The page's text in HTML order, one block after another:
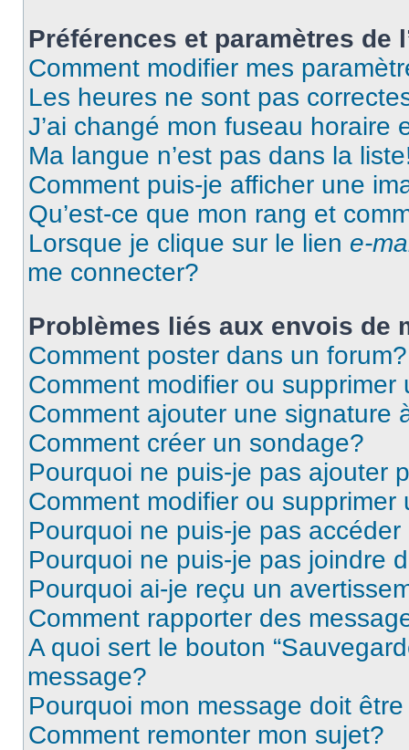
Préférences et paramètres de
Comment modifier mes
Les heures ne sont pas
J’ai changé mon fuseau horaire
Ma langue n’est pas dans la
Comment puis-je afficher une
Qu’est-ce que mon rang et
Lorsque je clique sur le lien e-
me connecter?
Problèmes liés aux envois de
Comment poster dans un forum?
Comment modifier ou supprimer
Comment ajouter une signature
Comment créer un sondage?
Pourquoi ne puis-je pas ajouter
Comment modifier ou supprimer
Pourquoi ne puis-je pas
Pourquoi ne puis-je pas joindre
Pourquoi ai-je reçu un
Comment rapporter des
A quoi sert le bouton
message?
Pourquoi mon message doit
Comment remonter mon sujet?